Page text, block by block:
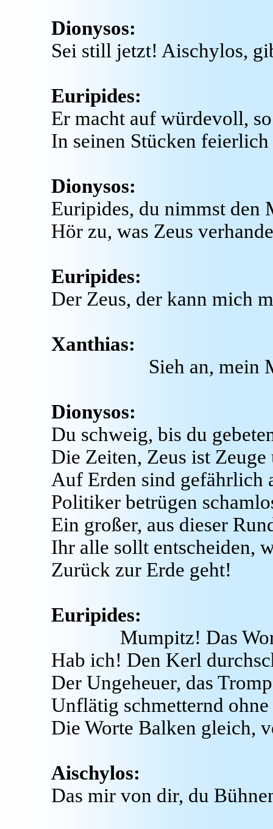
Dionysos:
Sei still jetzt! Aischylos,
Euripides:
Er macht auf würdevoll,
In seinen Stücken
Dionysos:
Euripides, du nimmst den
Hör zu, was Zeus
Euripides:
Der Zeus, der kann mich
Xanthias:
Sieh an, mein
Dionysos:
Du schweig, bis du
Die Zeiten, Zeus ist Zeuge
Auf Erden sind gefährlich
Politiker betrügen
Ein großer, aus dieser
Ihr alle sollt entscheiden,
Zurück zur Erde geht!
Euripides:
Mumpitz! Das
Hab ich! Den Kerl
Der Ungeheuer, das
Unflätig schmetternd
Die Worte Balken gleich,
Aischylos:
Das mir von dir, du